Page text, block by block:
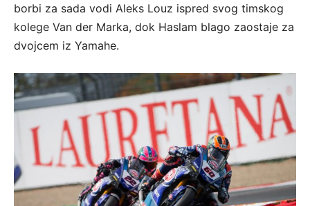
borbi za sada vodi Aleks Louz ispred svog timskog
kolege Van der Marka, dok Haslam blago zaostaje za
dvojcem iz Yamahe.